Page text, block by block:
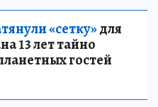
«сетку»для
13 лет тайно
гостей